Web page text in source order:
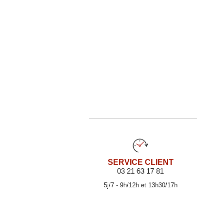
SERVICE CLIENT
03 21 63 17 81
5j/7 - 9h/12h et 13h30/17h